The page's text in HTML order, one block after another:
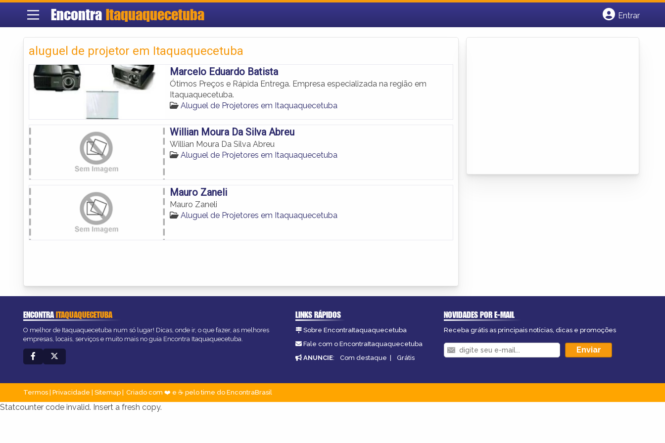
EncontraItaquaquecetuba
Entrar
aluguel de projetor em Itaquaquecetuba
Marcelo Eduardo Batista
Ótimos Preços e Rápida Entrega. Empresa especializada na região em
Itaquaquecetuba.
Aluguel de Projetores em Itaquaquecetuba
Willian Moura Da Silva Abreu
Willian Moura Da Silva Abreu
Aluguel de Projetores em Itaquaquecetuba
Mauro Zaneli
Mauro Zaneli
Aluguel de Projetores em Itaquaquecetuba
ENCONTRAITAQUAQUECETUBA
O melhor de Itaquaquecetuba num só lugar! Dicas, onde ir, o que fazer, as melhores
empresas, locais, serviços e muito mais no guia Encontra Itaquaquecetuba.
LINKS RÁPIDOS
Sobre EncontraItaquaquecetuba
Fale com o EncontraItaquaquecetuba
ANUNCIE: Com destaque | Grátis
NOVIDADES POR E-MAIL
Receba grátis as principais notícias, dicas e promoções
Termos Privacidade Sitemap Criado com ❤️ e ☕ pelo time do EncontraBrasil
Statcounter code invalid. Insert a fresh copy.